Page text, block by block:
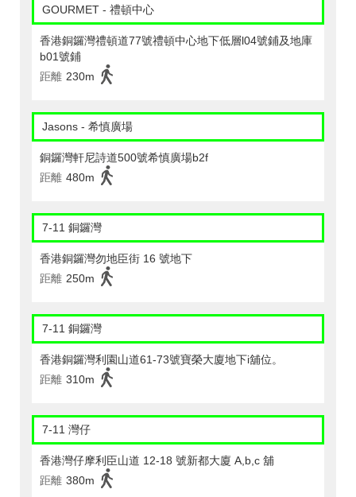
GOURMET - 禮頓中心
香港銅鑼灣禮頓道77號禮頓中心地下低層l04號鋪及地庫
b01號鋪
距離 230m
Jasons - 希慎廣場
銅鑼灣軒尼詩道500號希慎廣場b2f
距離 480m
7-11 銅鑼灣
香港銅鑼灣勿地臣街 16 號地下
距離 250m
7-11 銅鑼灣
香港銅鑼灣利園山道61-73號寶榮大廈地下i舖位。
距離 310m
7-11 灣仔
香港灣仔摩利臣山道 12-18 號新都大廈 A,b,c 舖
距離 380m